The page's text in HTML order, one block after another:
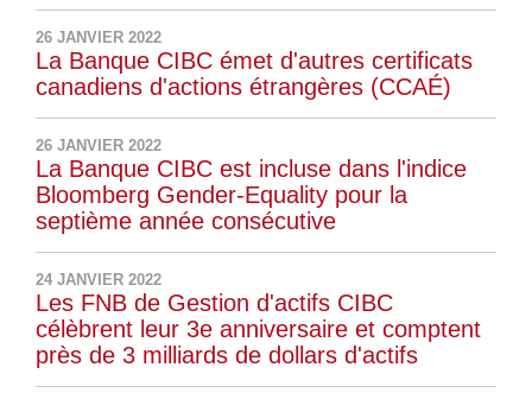
26 JANVIER 2022
La Banque CIBC émet d'autres certificats
canadiens d'actions étrangères (CCAÉ)
26 JANVIER 2022
La Banque CIBC est incluse dans l'indice
Bloomberg Gender-Equality pour la
septième année consécutive
24 JANVIER 2022
Les FNB de Gestion d'actifs CIBC
célèbrent leur 3e anniversaire et comptent
près de 3 milliards de dollars d'actifs